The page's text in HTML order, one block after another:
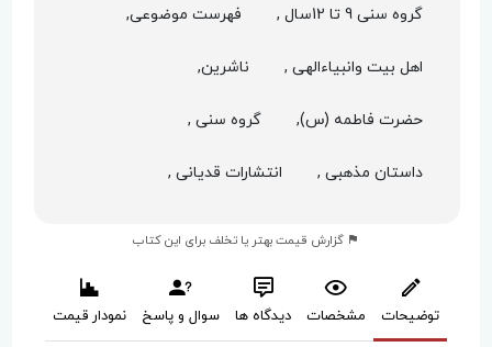
گروه سنی 9 تا 12سال , فهرست موضوعی,
اهل بیت وانبیاءالهی , ناشرین,
حضرت فاطمه (س), گروه سنی ,
داستان مذهبی , انتشارات قدیانی ,
گزارش قیمت بهتر یا تخلف برای این کتاب
توضیحات مشخصات دیدگاه ها سوال و پاسخ نمودار قیمت